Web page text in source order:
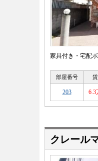
家具付き・宅配
部屋番号
203 6.3
クレール